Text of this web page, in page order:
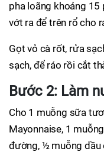
pha loãng khoảng 15
vớt ra để trên rổ cho
Gọt vỏ cà rốt, rửa
sạch, để ráo rồi cắt
Bước 2: Làm
Cho 1 muỗng sữa
Mayonnaise, 1
đường, ½ muỗng dầu